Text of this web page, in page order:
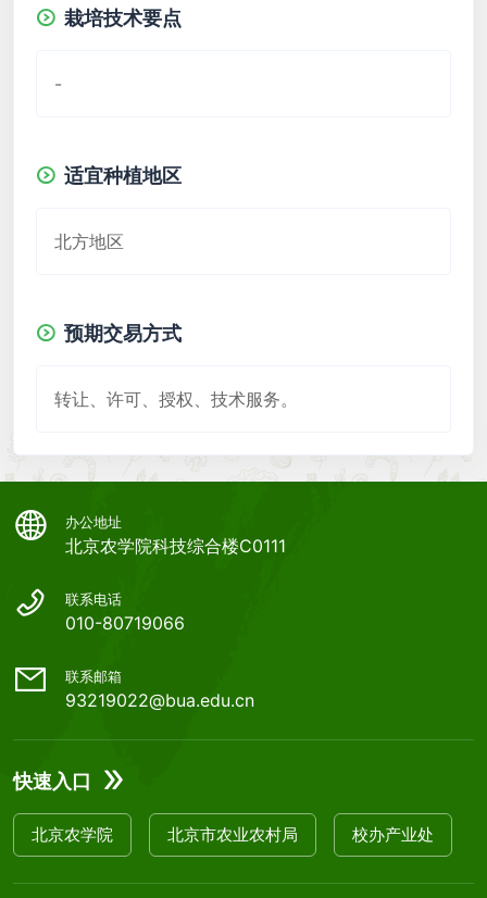
栽培技术要点
-
适宜种植地区
北方地区
预期交易方式
转让、许可、授权、技术服务。
办公地址
北京农学院科技综合楼C0111
联系电话
010-80719066
联系邮箱
93219022@bua.edu.cn
快速入口
北京农学院 北京市农业农村局 校办产业处